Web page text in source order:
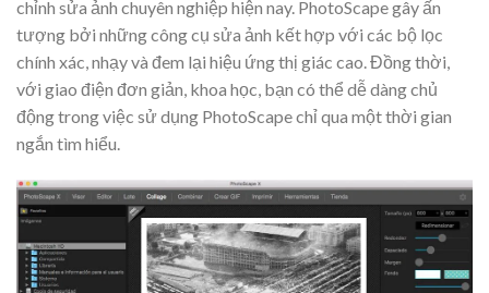
chỉnh sửa ảnh chuyên nghiệp hiện nay. PhotoScape gây ấn
tượng bởi những công cụ sửa ảnh kết hợp với các bộ lọc
chính xác, nhạy và đem lại hiệu ứng thị giác cao. Đồng thời,
với giao điện đơn giản, khoa học, bạn có thể dễ dàng chủ
động trong việc sử dụng PhotoScape chỉ qua một thời gian
ngắn tìm hiểu.